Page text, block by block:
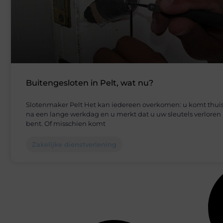
Buitengesloten in Pelt, wat nu?
Slotenmaker Pelt Het kan iedereen overkomen: u komt
na een lange werkdag en u merkt dat u uw sleutels verloren
bent. Of misschien komt
Zakelijke dienstverlening